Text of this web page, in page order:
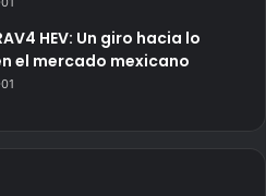
HEV: Un giro hacia lo
el mercado mexicano